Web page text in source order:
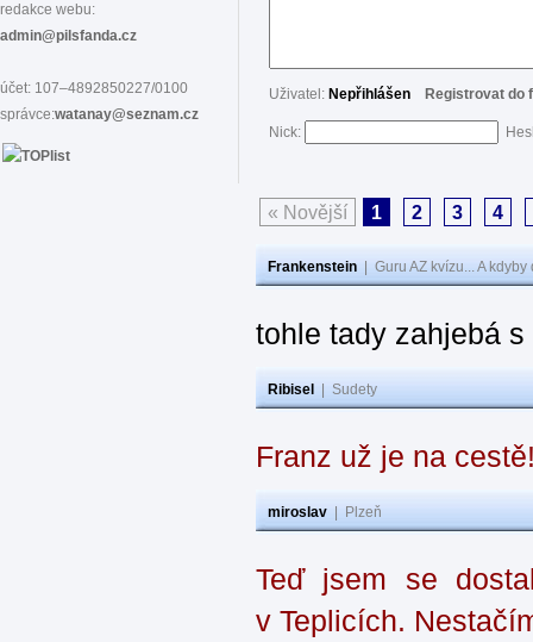
redakce webu:
admin@pilsfanda.cz
účet: 107–4892850227/0100
správce:watanay@seznam.cz
Uživatel: Nepřihlášen Registrovat do
Nick:
« Novější 1 2 3 4
Frankenstein Guru AZ kvízu... A
tohle tady zahjebá
Ribisel Sudety
Franz už je na
miroslav Plzeň
Teď jsem se
v Teplicích.